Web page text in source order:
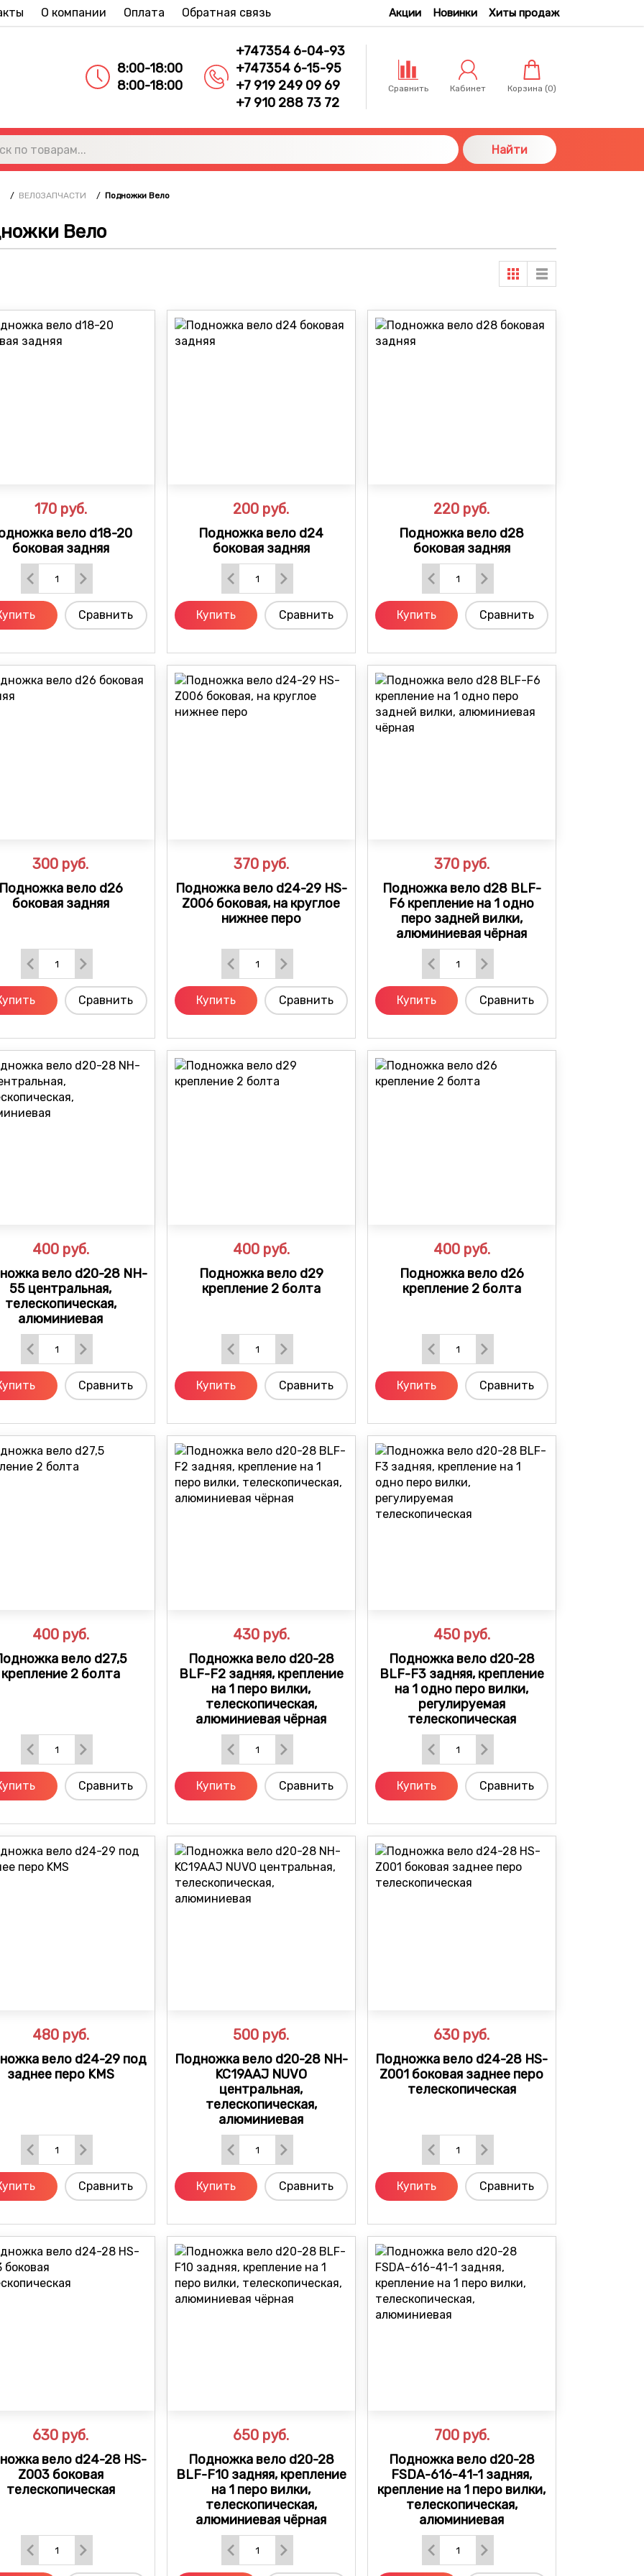
О компании Оплата Обратная связь Акции Новинки Хиты продаж
8:00-18:00
8:00-18:00
+747354 6-04-93
+747354 6-15-95
+7 919 249 09 69
+7 910 288 73 72
Сравнить Кабинет Корзина (0)
Найти
/ ВЕЛОЗАПЧАСТИ / Подножки Вело
Вело
170 руб.
вело d18-20
боковая задняя
Сравнить
200 руб.
Подножка вело d24
боковая задняя
Купить Сравнить
220 руб.
Подножка вело d28
боковая задняя
Купить Сравнить
300 руб.
вело d26
боковая задняя
Сравнить
370 руб.
Подножка вело d24-29 HS-
Z006 боковая, на круглое
нижнее перо
Купить Сравнить
370 руб.
Подножка вело d28 BLF-
F6 крепление на 1 одно
перо задней вилки,
алюминиевая чёрная
Купить Сравнить
400 руб.
вело d20-28 NH-
55 центральная,
телескопическая,
алюминиевая
Сравнить
400 руб.
Подножка вело d29
крепление 2 болта
Купить Сравнить
400 руб.
Подножка вело d26
крепление 2 болта
Купить Сравнить
400 руб.
вело d27,5
крепление 2 болта
Сравнить
430 руб.
Подножка вело d20-28
BLF-F2 задняя, крепление
на 1 перо вилки,
телескопическая,
алюминиевая чёрная
Купить Сравнить
450 руб.
Подножка вело d20-28
BLF-F3 задняя, крепление
на 1 одно перо вилки,
регулируемая
телескопическая
Купить Сравнить
480 руб.
вело d24-29 под
заднее перо KMS
Сравнить
500 руб.
Подножка вело d20-28 NH-
KC19AAJ NUVO
центральная,
телескопическая,
алюминиевая
Купить Сравнить
630 руб.
Подножка вело d24-28 HS-
Z001 боковая заднее перо
телескопическая
Купить Сравнить
630 руб.
вело d24-28 HS-
Z003 боковая
телескопическая
650 руб.
Подножка вело d20-28
BLF-F10 задняя, крепление
на 1 перо вилки,
телескопическая,
алюминиевая чёрная
700 руб.
Подножка вело d20-28
FSDA-616-41-1 задняя,
крепление на 1 перо вилки,
телескопическая,
алюминиевая